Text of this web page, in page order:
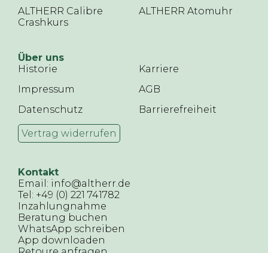
ALTHERR Calibre
Crashkurs
ALTHERR Atomuhr
Über uns
Historie
Karriere
Impressum
AGB
Datenschutz
Barrierefreiheit
Vertrag widerrufen
Kontakt
Email: info@altherr.de
Tel: +49 (0) 221 741782
Inzahlungnahme
Beratung buchen
WhatsApp schreiben
App downloaden